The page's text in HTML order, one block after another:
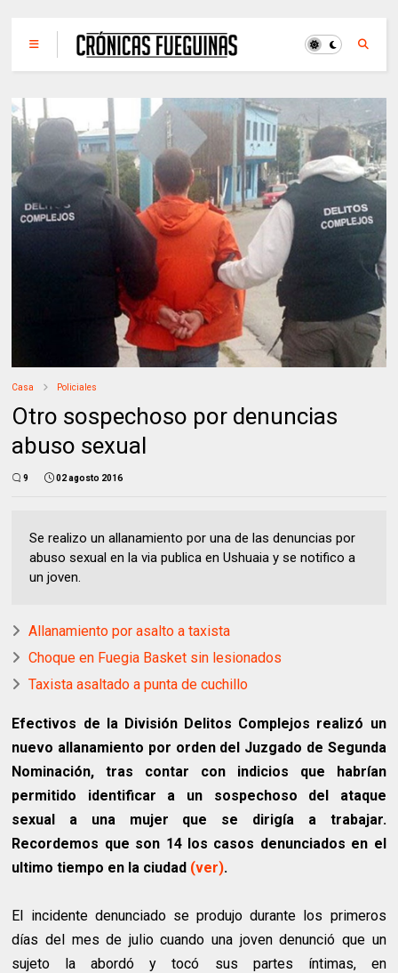
Casa Policiales
Otro sospechoso por denuncias
abuso sexual
9 02 agosto 2016
Se realizo un allanamiento por una de las denuncias por
abuso sexual en la via publica en Ushuaia y se notifico a
un joven.
Allanamiento por asalto a taxista
Choque en Fuegia Basket sin lesionados
Taxista asaltado a punta de cuchillo
Efectivos de la División Delitos Complejos realizó un
nuevo allanamiento por orden del Juzgado de Segunda
Nominación, tras contar con indicios que habrían
permitido identificar a un sospechoso del ataque
sexual a una mujer que se dirigía a trabajar.
Recordemos que son 14 los casos denunciados en el
ultimo tiempo en la ciudad (ver).
El incidente denunciado se produjo durante los primeros
días del mes de julio cuando una joven denunció que un
sujeto la abordó y tocó sus partes íntimas, en